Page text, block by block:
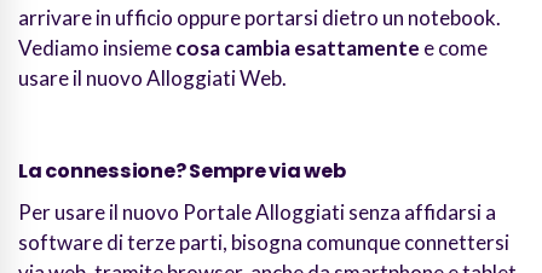
arrivare in ufficio oppure portarsi dietro un notebook.
Vediamo insiemecosa cambia esattamente e come
usare il nuovo Alloggiati Web.
La connessione? Sempre via web
Per usare il nuovo Portale Alloggiati senza affidarsi a
software di terze parti, bisogna comunque connettersi